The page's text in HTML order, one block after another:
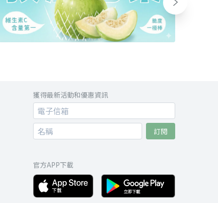
獲得最新活動和優惠資訊
訂閱
官方APP下載